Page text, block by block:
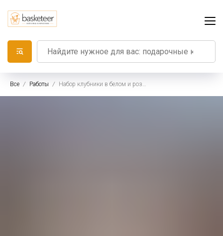
Все Работы Набор клубники в белом и розовом шоколаде